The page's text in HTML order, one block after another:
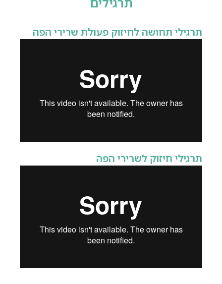
תרגילי תחושה לחיזוק פעולת שרירי הפה
תרגילי חיזוק לשרירי הפה